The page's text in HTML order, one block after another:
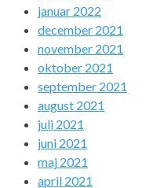
januar 2022
december 2021
november 2021
oktober 2021
september 2021
august 2021
juli 2021
juni 2021
maj 2021
april 2021